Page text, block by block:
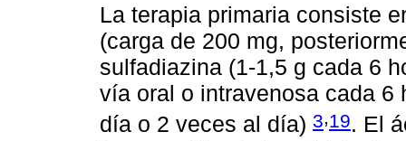
La terapia primaria consiste
(carga de 200 mg,
sulfadiazina (1-1,5 g cada 6
vía oral o intravenosa cada 6
día o 2 veces al día) 3,19. El